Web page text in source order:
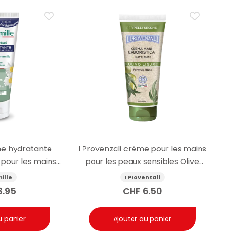
hydratante
les mains
panier
I Provenzali crème pour les mains
pour les peaux sensibles Olive
75ml
I Provenzali
CHF 6.50
Ajouter au panier